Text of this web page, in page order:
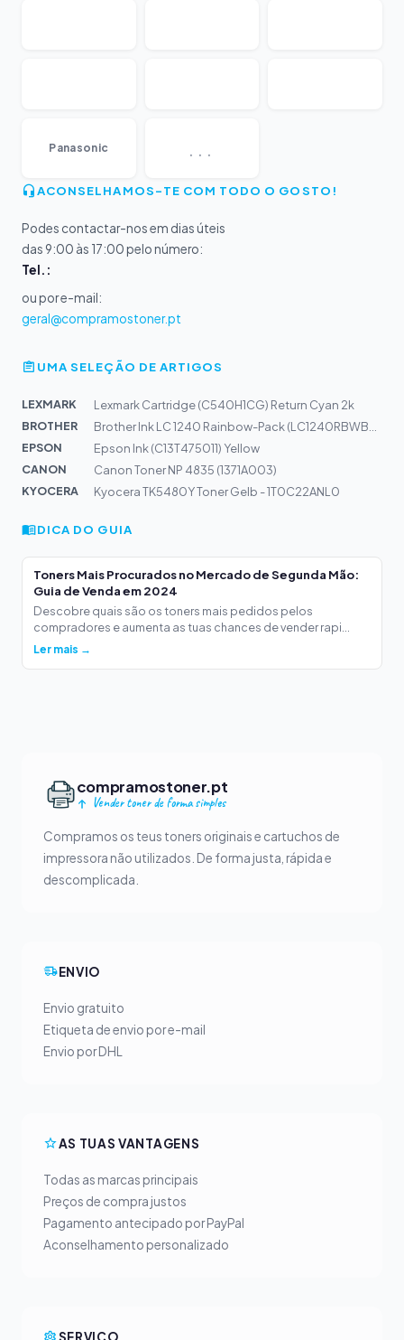
Panasonic ...
ACONSELHAMOS-TE COM TODO O GOSTO!
Podes contactar-nos em dias úteis
das 9:00 às 17:00 pelo número:
Tel.:
ou por e-mail:
geral@compramostoner.pt
UMA SELEÇÃO DE ARTIGOS
LEXMARK
Lexmark Cartridge (C540H1CG) Return Cyan 2k
BROTHER
Brother Ink LC 1240 Rainbow-Pack (LC1240RBWBPDR)
EPSON
Epson Ink (C13T475011) Yellow
CANON
Canon Toner NP 4835 (1371A003)
KYOCERA
Kyocera TK5480Y Toner Gelb - 1T0C22ANL0
DICA DO GUIA
Toners Mais Procurados no Mercado de Segunda Mão:
Guia de Venda em 2024
Descobre quais são os toners mais pedidos pelos
compradores e aumenta as tuas chances de vender rapi...
Ler mais →
compramostoner.pt
Vender toner de forma simples
Compramos os teus toners originais e cartuchos de
impressora não utilizados. De forma justa, rápida e
descomplicada.
ENVIO
Envio gratuito
Etiqueta de envio por e-mail
Envio por DHL
AS TUAS VANTAGENS
Todas as marcas principais
Preços de compra justos
Pagamento antecipado por PayPal
Aconselhamento personalizado
SERVIÇO